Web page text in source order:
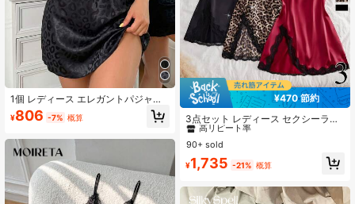
1個 レディース エレガントパジャ
マ、ジャカードレオパード柄生地、V
ネックデザイン、セクシーなバック
ウェアに適しています、オールシー
ズン 春夏秋冬
¥806 -7% 概算
¥470 節約
3点セット レディース セクシーラン
ジェリー クロスストラップ Vネック
スリット ナイトガウン エレガントで
ト付き ホーム&外出に最適
#1 ベストセラー
クリスクロス 女性用パジャマ
高リピート率
#1 ベストセラー
高リピート率
#1 ベストセラー
高リピート率
#1 ベストセラー
高リピート率
90+ sold
¥1,735 -21% 概算